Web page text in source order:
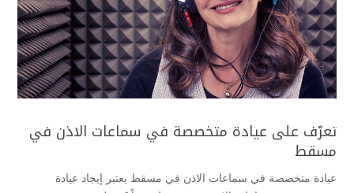
تعرّف على عيادة متخصصة في سماعات الاذن في
مسقط
عيادة متخصصة في سماعات الاذن في مسقط يعتبر إيجاد عيادة